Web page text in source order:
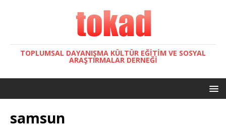
TOPLUMSAL DAYANIŞMA KÜLTÜR EĞITIM VE SOSYAL
ARAŞTIRMALAR DERNEĞI
samsun